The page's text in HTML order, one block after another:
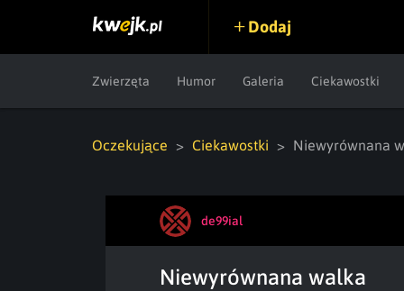
Dodaj
Zwierzęta Humor Galeria Ciekawostki
Oczekujące Ciekawostki Niewyrównana
de99ial
Niewyrównana walka